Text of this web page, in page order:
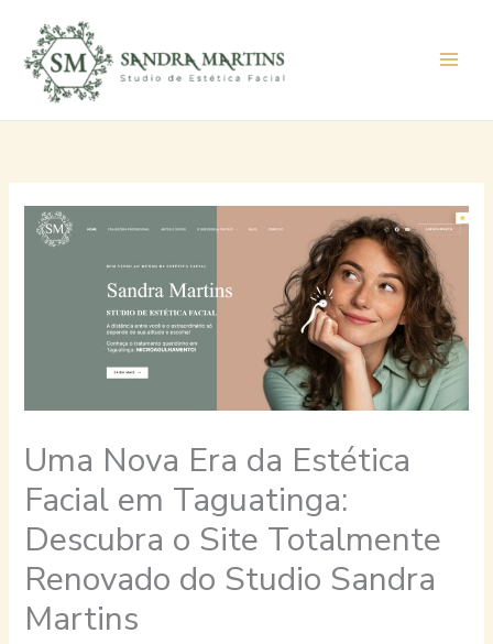
conteúdo
Uma Nova Era da Estética
Facial em Taguatinga:
Descubra o Site Totalmente
Renovado do Studio Sandra
Martins